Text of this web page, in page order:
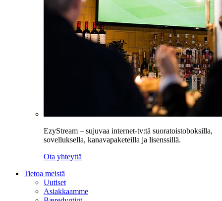
EzyStream – sujuvaa internet-tv:tä suoratoistoboksilla,
sovelluksella, kanavapaketeilla ja lisenssillä.
Ota yhteyttä
Tietoa meistä
Uutiset
Asiakkaamme